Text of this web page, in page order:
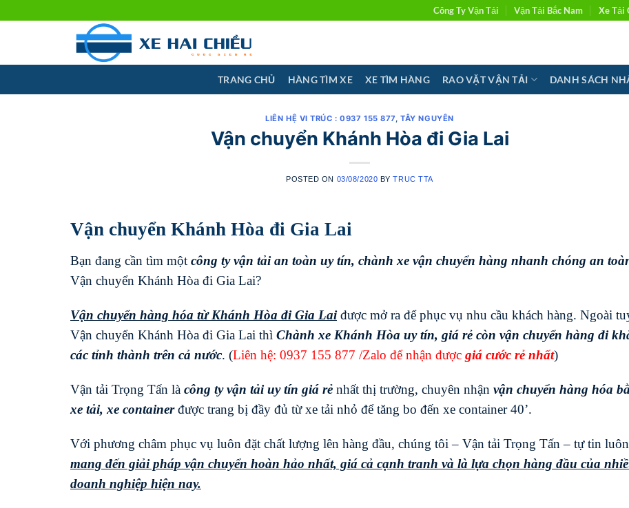
Công Ty Vận Tải Vận Tải Bắc Nam Xe Tải
TRANG CHỦ HÀNG TÌM XE XE TÌM HÀNG RAO VẶT VẬN TẢI DANH SÁCH
LIÊN HỆ VI TRÚC : 0937 155 877,TÂY NGUYÊN
Vận chuyển Khánh Hòa đi Gia Lai
POSTED ON 03/08/2020 BYTRUC TTA
Vận chuyển Khánh Hòa đi Gia Lai
Bạn đang cần tìm một công ty vận tải an toàn uy tín, chành xe vận chuyển hàng nhanh chóng an
Vận chuyển Khánh Hòa đi Gia Lai?
Vận chuyển hàng hóa từ Khánh Hòa điGia Laiđược mở ra để phục vụ nhu cầu khách hàng. Ngoài
Vận chuyển Khánh Hòa đi Gia Lai thì Chành xe Khánh Hòa uy tín, giá rẻ còn vận chuyển hàng đi
các tỉnh thành trên cả nước. (Liên hệ: 0937 155 877 /Zalo để nhận được giá cước rẻ nhất)
Vận tải Trọng Tấn là công ty vận tải uy tín giá rẻ nhất thị trường, chuyên nhận vận chuyển hàng hóa
xe tải, xe containerđược trang bị đầy đủ từ xe tải nhỏ để tăng bo đến xe container 40’.
Với phương châm phục vụ luôn đặt chất lượng lên hàng đầu, chúng tôi – Vận tải Trọng Tấn – tự tin luôn
mang đến giải pháp vận chuyển hoàn hảo nhất, giá cả cạnh tranh và là lựa chọn hàng đầu của
doanh nghiệp hiện nay.